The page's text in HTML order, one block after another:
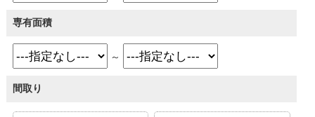
専有面積
～
間取り